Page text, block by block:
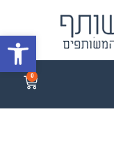
פתח
0